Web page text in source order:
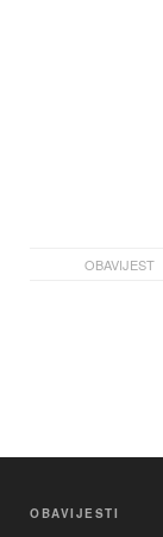
OBAVIJEST
OBAVIJESTI